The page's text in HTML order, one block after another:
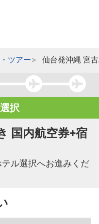
ツアー 仙台発沖縄 宮
択
国内航空券+宿
ル選択へお進みくだ